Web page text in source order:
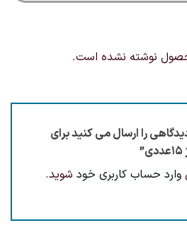
نوشته نشده است.
را ارسال می کنید برای
وارد حساب کاربری خود شوید.